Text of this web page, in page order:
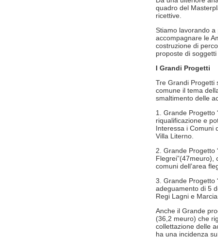
quadro del
ricettive.
Stiamo lavorando a
accompagnare le
costruzione di
proposte di
I Grandi Progetti
Tre Grandi Progetti
comune il tema
smaltimento delle
1. Grande Progetto
riqualificazione e
Interessa i Comuni
Villa Literno.
2. Grande Progetto
Flegrei”(47meuro),
comuni dell’area
3. Grande Progetto
adeguamento di 5
Regi Lagni e
Anche il Grande
(36,2 meuro) che
collettazione delle
ha una incidenza